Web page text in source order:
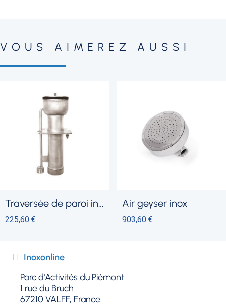
VOUS AIMEREZ AUSSI
buse de massage air geyser inox traversée de
Inoxonline​
Parc d'Activités du Piémont
1 rue du Bruch
67210 VALFF, France